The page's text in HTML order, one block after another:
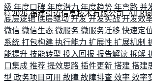
级 年度口碑 年度潜力 年度趋势 年弯路 并
底层逻辑底层驱动开发开发实战开发效
微信 微信生态 微服务 微服务迁移 快速定
系统 打包构建 执行能力 扩展性 扩展机制
能提升 技能转型 投入回报 报告解读 拆解
口集成 推荐 提效思路 插件更新 搭建 搭建
型 政务项目可用 故障 故障排查 效率 效率
©2026福建引迈信息技术有限公司. All